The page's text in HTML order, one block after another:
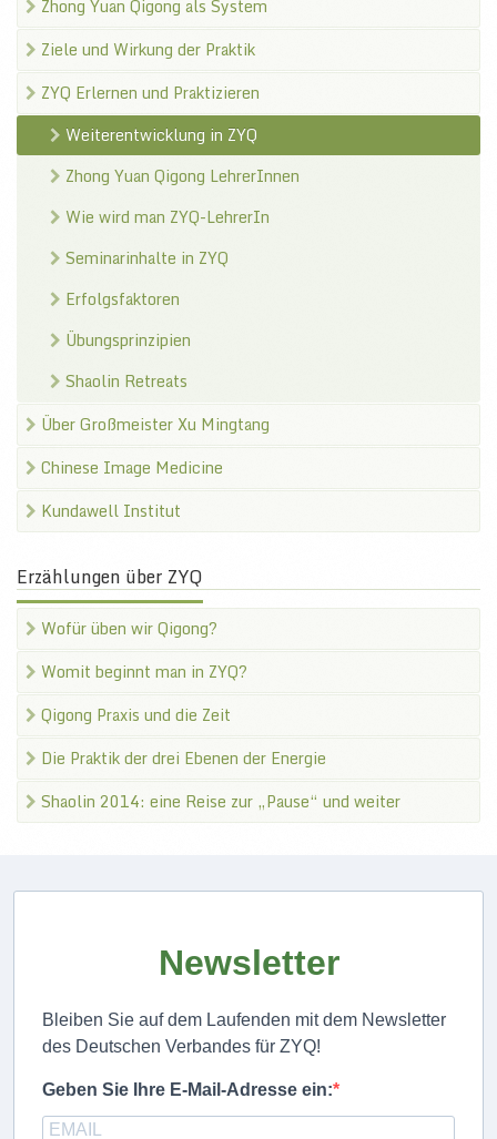
Zhong Yuan Qigong als System
Ziele und Wirkung der Praktik
ZYQ Erlernen und Praktizieren
Weiterentwicklung in ZYQ
Zhong Yuan Qigong LehrerInnen
Wie wird man ZYQ-LehrerIn
Seminarinhalte in ZYQ
Erfolgsfaktoren
Übungsprinzipien
Shaolin Retreats
Über Großmeister Xu Mingtang
Chinese Image Medicine
Kundawell Institut
Erzählungen über ZYQ
Wofür üben wir Qigong?
Womit beginnt man in ZYQ?
Qigong Praxis und die Zeit
Die Praktik der drei Ebenen der Energie
Shaolin 2014: eine Reise zur „Pause“ und weiter
Newsletter
Bleiben Sie auf dem Laufenden mit dem Newsletter
des Deutschen Verbandes für ZYQ!
Geben Sie Ihre E-Mail-Adresse ein: